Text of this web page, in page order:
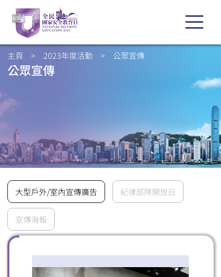
主頁 > 2023年度活動 > 公眾宣傳
公眾宣傳
大型戶外/室內宣傳廣告 紀律部隊開放日
宣傳海報